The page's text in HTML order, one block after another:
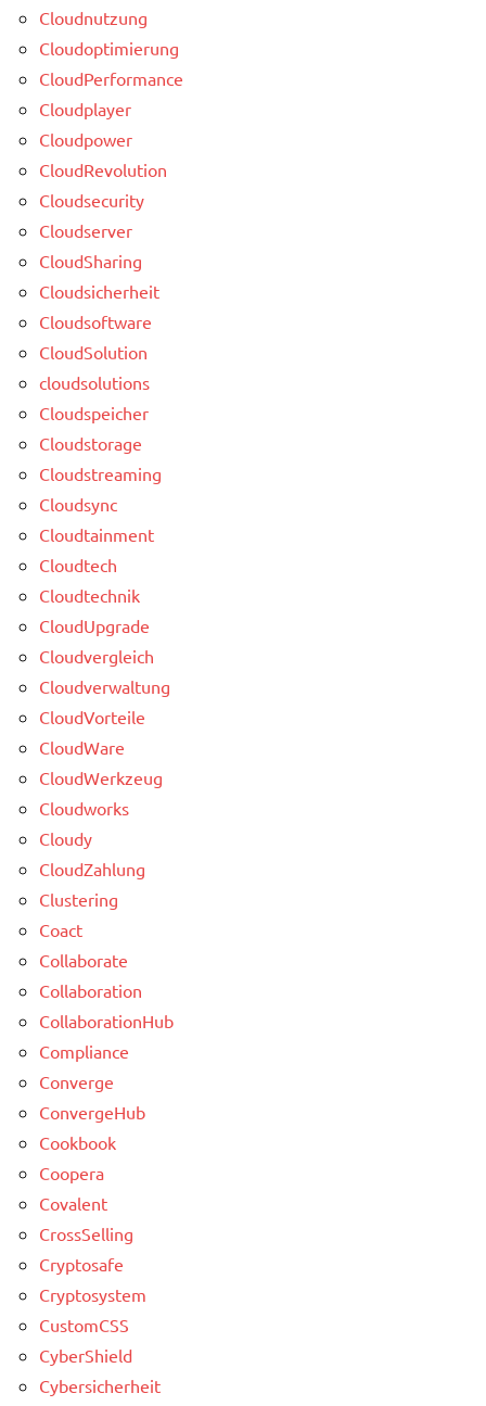
Cloudnutzung
Cloudoptimierung
CloudPerformance
Cloudplayer
Cloudpower
CloudRevolution
Cloudsecurity
Cloudserver
CloudSharing
Cloudsicherheit
Cloudsoftware
CloudSolution
cloudsolutions
Cloudspeicher
Cloudstorage
Cloudstreaming
Cloudsync
Cloudtainment
Cloudtech
Cloudtechnik
CloudUpgrade
Cloudvergleich
Cloudverwaltung
CloudVorteile
CloudWare
CloudWerkzeug
Cloudworks
Cloudy
CloudZahlung
Clustering
Coact
Collaborate
Collaboration
CollaborationHub
Compliance
Converge
ConvergeHub
Cookbook
Coopera
Covalent
CrossSelling
Cryptosafe
Cryptosystem
CustomCSS
CyberShield
Cybersicherheit